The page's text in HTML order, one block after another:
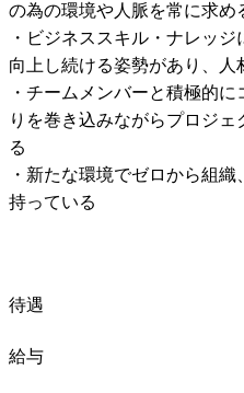
の為の環境や人脈を常に求め
・ビジネススキル・ナレッ
向上し続ける姿勢があり、
・チームメンバーと積極的
りを巻き込みながらプロジ
る
・新たな環境でゼロから組
持っている
待遇
給与